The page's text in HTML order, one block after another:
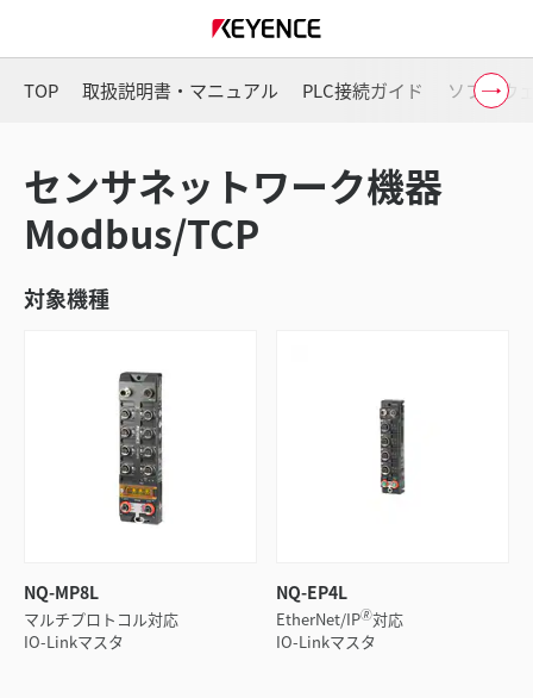
TOP 取扱説明書・マニュアル PLC接続ガイド ソフトウ
センサネットワーク機器
Modbus/TCP
対象機種
NQ-MP8L
マルチプロトコル対応
IO-Linkマスタ
NQ-EP4L
EtherNet/IP🄬対応
IO-Linkマスタ